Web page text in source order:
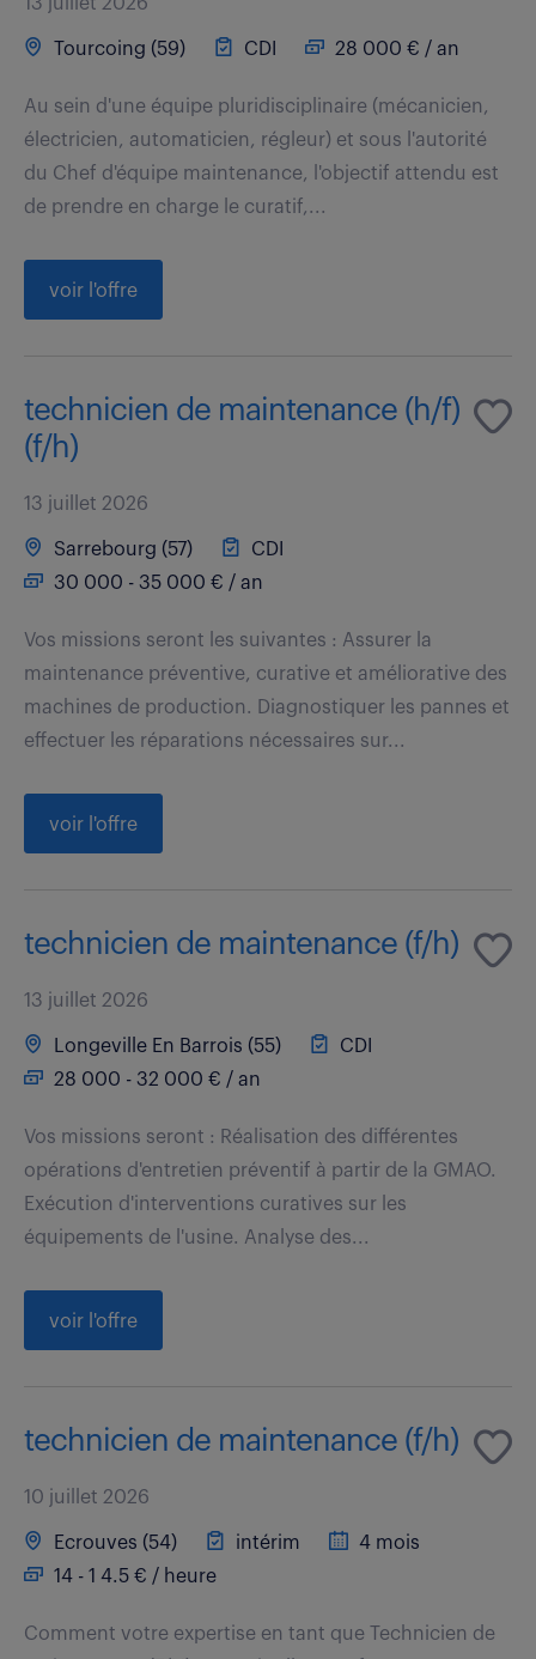
Tourcoing (59) CDI 28 000 € / an
Au sein d'une équipe pluridisciplinaire (mécanicien,
électricien, automaticien, régleur) et sous l'autorité
du Chef d'équipe maintenance, l'objectif attendu est
de prendre en charge le curatif,...
voir l'offre
technicien de maintenance (h/f)
(f/h)
13 juillet 2026
Sarrebourg (57)
CDI
30 000 - 35 000 € / an
Vos missions seront les suivantes : Assurer la
maintenance préventive, curative et améliorative des
machines de production. Diagnostiquer les pannes et
effectuer les réparations nécessaires sur...
voir l'offre
technicien de maintenance (f/h)
13 juillet 2026
Longeville En Barrois (55)
CDI
28 000 - 32 000 € / an
Vos missions seront : Réalisation des différentes
opérations d'entretien préventif à partir de la GMAO.
Exécution d'interventions curatives sur les
équipements de l'usine. Analyse des...
voir l'offre
technicien de maintenance (f/h)
10 juillet 2026
Ecrouves (54) intérim
4 mois
14 - 1 4.5 € / heure
Comment votre expertise en tant que Technicien de